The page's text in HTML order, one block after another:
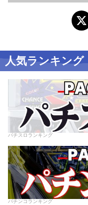
人気ランキング
パチスロランキング
パチンコランキング